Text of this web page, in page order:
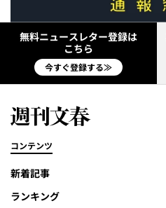
無料ニュースレター登録は
こちら
今すぐ登録する≫
コンテンツ
新着記事
ランキング